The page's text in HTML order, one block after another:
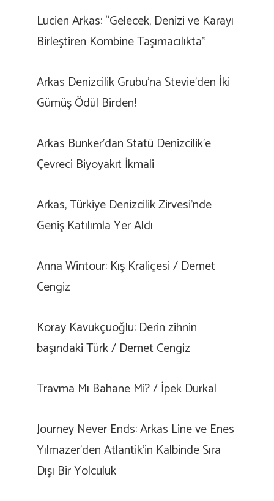
Lucien Arkas: “Gelecek, Denizi ve Karayı
Birleştiren Kombine Taşımacılıkta”
Arkas Denizcilik Grubu’na Stevie’den İki
Gümüş Ödül Birden!
Arkas Bunker’dan Statü Denizcilik’e
Çevreci Biyoyakıt İkmali
Arkas, Türkiye Denizcilik Zirvesi’nde
Geniş Katılımla Yer Aldı
Anna Wintour: Kış Kraliçesi / Demet
Cengiz
Koray Kavukçuoğlu: Derin zihnin
başındaki Türk / Demet Cengiz
Travma Mı Bahane Mi? / İpek Durkal
Journey Never Ends: Arkas Line ve Enes
Yılmazer’den Atlantik’in Kalbinde Sıra
Dışı Bir Yolculuk